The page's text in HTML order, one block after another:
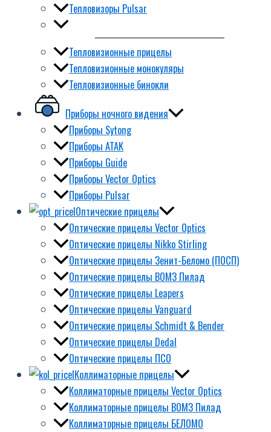
Тепловизоры Pulsar
Тепловизионные прицелы
Тепловизионные монокуляры
Тепловизионные бинокли
Приборы ночного видения
Приборы Sytong
Приборы ATAK
Приборы Guide
Приборы Vector Optics
Приборы Pulsar
Оптические прицелы
Оптические прицелы Vector Optics
Оптические прицелы Nikko Stirling
Оптические прицелы Зенит-Беломо (ПОСП)
Оптические прицелы ВОМЗ Пилад
Оптические прицелы Leapers
Оптические прицелы Vanguard
Оптические прицелы Schmidt & Bender
Оптические прицелы Dedal
Оптические прицелы ПСО
Коллиматорные прицелы
Коллиматорные прицелы Vector Optics
Коллиматорные прицелы ВОМЗ Пилад
Коллиматорные прицелы БЕЛОМО